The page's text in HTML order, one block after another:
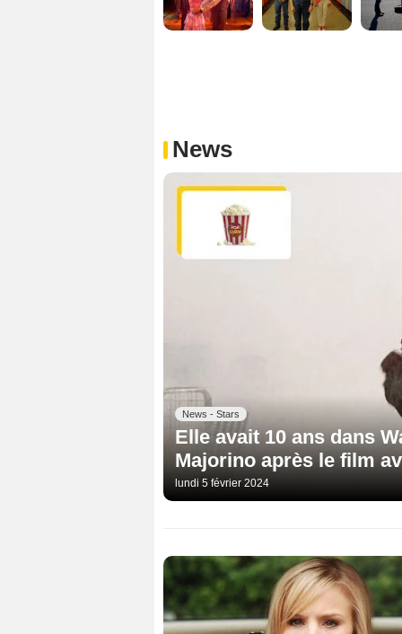
News
News - Stars
Elle avait 10 ans dans
Majorino après le film
lundi 5 février 2024